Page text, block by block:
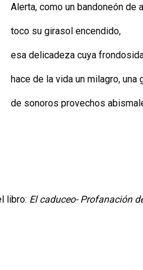
Alerta, como un bandoneón de
toco su girasol encendido,
esa delicadeza cuya
hace de la vida un milagro, una
de sonoros provechos
libro: El caduceo- Profanación